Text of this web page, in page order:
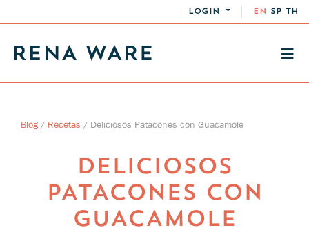
LOGIN EN SP TH
Blog / Recetas / Deliciosos Patacones con Guacamole
DELICIOSOS
PATACONES CON
GUACAMOLE